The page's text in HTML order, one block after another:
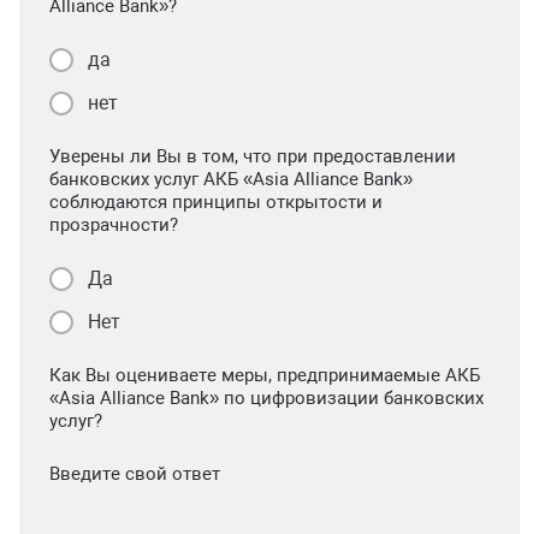
Alliance Bank»?
да
нет
Уверены ли Вы в том, что при предоставлении
банковских услуг АКБ «Asia Alliance Bank»
соблюдаются принципы открытости и
прозрачности?
Да
Нет
Как Вы оцениваете меры, предпринимаемые АКБ
«Asia Alliance Bank» по цифровизации банковских
услуг?
Введите свой ответ